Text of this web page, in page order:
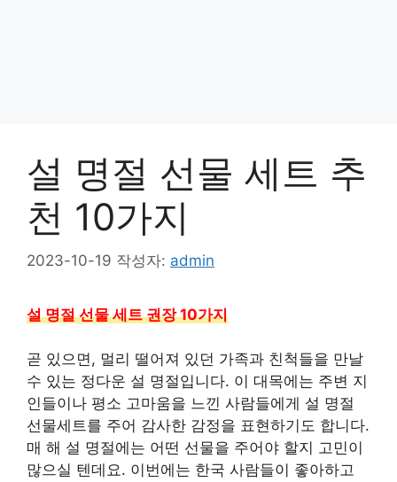
설 명절 선물 세트 추
천 10가지
2023-10-19 작성자: admin
설 명절 선물 세트 권장 10가지
곧 있으면, 멀리 떨어져 있던 가족과 친척들을 만날
수 있는 정다운 설 명절입니다. 이 대목에는 주변 지
인들이나 평소 고마움을 느낀 사람들에게 설 명절
선물세트를 주어 감사한 감정을 표현하기도 합니다.
매 해 설 명절에는 어떤 선물을 주어야 할지 고민이
많으실 텐데요. 이번에는 한국 사람들이 좋아하고